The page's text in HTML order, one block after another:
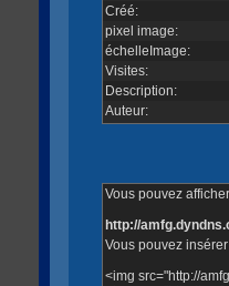
Créé:
pixel image:
échelleImage:
Visites:
Description:
Auteur:
Vous pouvez
http://
Vous pouvez
<img src="http://